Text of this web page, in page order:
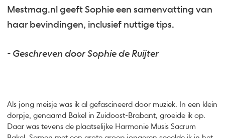
Mestmag.nl geeft Sophie een samenvatting van
haar bevindingen, inclusief nuttige tips.
- Geschreven door Sophie de Ruijter
Als jong meisje was ik al gefascineerd door muziek. In een klein
dorpje, genaamd Bakel in Zuidoost-Brabant, groeide ik op.
Daar was tevens de plaatselijke Harmonie Musis Sacrum